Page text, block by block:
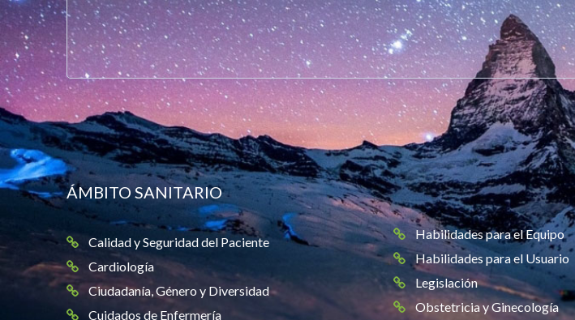
ÁMBITO SANITARIO
Calidad y Seguridad del Paciente
Cardiología
Ciudadanía, Género y Diversidad
Cuidados de Enfermería
Habilidades para el Equipo
Habilidades para el Usuario
Legislación
Obstetricia y Ginecología